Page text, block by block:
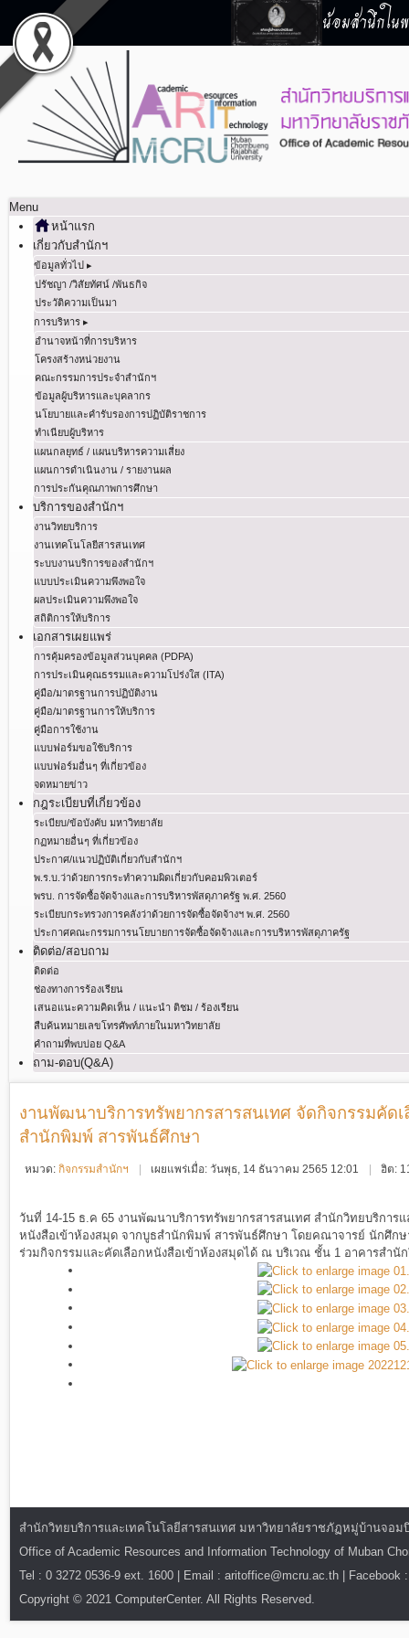
น้อมสำนึกใน
Menu
หน้าแรก
เกี่ยวกับสำนักฯ
ข้อมูลทั่วไป ▸
ปรัชญา /วิสัยทัศน์ /พันธกิจ
ประวัติความเป็นมา
การบริหาร ▸
อำนาจหน้าที่การบริหาร
โครงสร้างหน่วยงาน
คณะกรรมการประจำสำนักฯ
ข้อมูลผู้บริหารและบุคลากร
นโยบายและคำรับรองการปฏิบัติราชการ
ทำเนียบผู้บริหาร
แผนกลยุทธ์ / แผนบริหารความเสี่ยง
แผนการดำเนินงาน / รายงานผล
การประกันคุณภาพการศึกษา
บริการของสำนักฯ
งานวิทยบริการ
งานเทคโนโลยีสารสนเทศ
ระบบงานบริการของสำนักฯ
แบบประเมินความพึงพอใจ
ผลประเมินความพึงพอใจ
สถิติการให้บริการ
เอกสารเผยแพร่
การคุ้มครองข้อมูลส่วนบุคคล (PDPA)
การประเมินคุณธรรมและความโปร่งใส (ITA)
คู่มือ/มาตรฐานการปฏิบัติงาน
คู่มือ/มาตรฐานการให้บริการ
คู่มือการใช้งาน
แบบฟอร์มขอใช้บริการ
แบบฟอร์มอื่นๆ ที่เกี่ยวข้อง
จดหมายข่าว
กฎระเบียบที่เกี่ยวข้อง
ระเบียบ/ข้อบังคับ มหาวิทยาลัย
กฏหมายอื่นๆ ที่เกี่ยวข้อง
ประกาศ/แนวปฏิบัติเกี่ยวกับสำนักฯ
พ.ร.บ.ว่าด้วยการกระทําความผิดเกี่ยวกับคอมพิวเตอร์
พรบ. การจัดซื้อจัดจ้างและการบริหารพัสดุภาครัฐ พ.ศ. 2560
ระเบียบกระทรวงการคลังว่าด้วยการจัดซื้อจัดจ้างฯ พ.ศ. 2560
ประกาศคณะกรรมการนโยบายการจัดซื้อจัดจ้างและการบริหารพัสดุภาครัฐ
ติดต่อ/สอบถาม
ติดต่อ
ช่องทางการร้องเรียน
เสนอแนะความคิดเห็น / แนะนำ ติชม / ร้องเรียน
สืบค้นหมายเลขโทรศัพท์ภายในมหาวิทยาลัย
คำถามที่พบบ่อย Q&A
ถาม-ตอบ(Q&A)
งานพัฒนาบริการทรัพยากรสารสนเทศ จัดกิจกรรมคัด
สำนักพิมพ์ สารพันธ์ศึกษา
หมวด: กิจกรรมสำนักฯ เผยแพร่เมื่อ: วันพุธ, 14 ธันวาคม 2565 12:01 ฮิต:
วันที่ 14-15 ธ.ค 65 งานพัฒนาบริการทรัพยากรสารสนเทศ สำนักวิทยบริการ
หนังสือเข้าห้องสมุด จากบูธสำนักพิมพ์ สารพันธ์ศึกษา โดยคณาจารย์ นักศึกษ
ร่วมกิจกรรมและคัดเลือกหนังสือเข้าห้องสมุดได้ ณ บริเวณ ชั้น 1 อาคารสำนั
สำนักวิทยบริการและเทคโนโลยีสารสนเทศ มหาวิทยาลัยราชภัฏหมู่บ้านจอ
Office of Academic Resources and Information Technology of Muban
Tel : 0 3272 0536-9 ext. 1600 | Email : aritoffice@mcru.ac.th | Facebook
Copyright © 2021 ComputerCenter. All Rights Reserved.